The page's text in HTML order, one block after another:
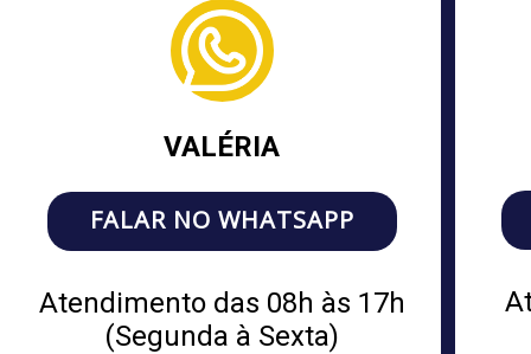
VALÉRIA
FALAR NO WHATSAPP
Atendimento das 08h às 17h
(Segunda à Sexta)